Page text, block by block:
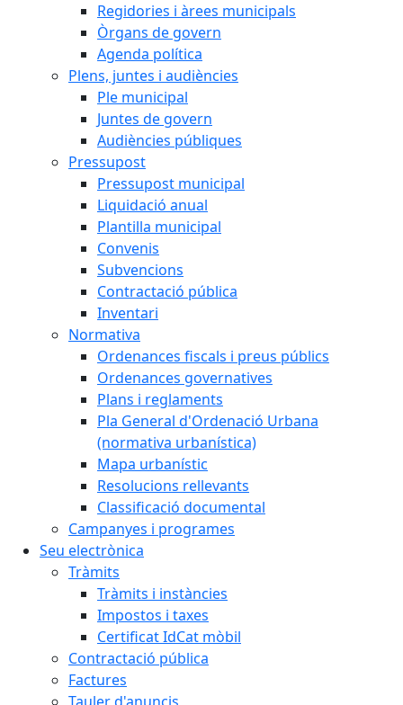
Regidories i àrees municipals
Òrgans de govern
Agenda política
Plens, juntes i audiències
Ple municipal
Juntes de govern
Audiències públiques
Pressupost
Pressupost municipal
Liquidació anual
Plantilla municipal
Convenis
Subvencions
Contractació pública
Inventari
Normativa
Ordenances fiscals i preus públics
Ordenances governatives
Plans i reglaments
Pla General d'Ordenació Urbana
(normativa urbanística)
Mapa urbanístic
Resolucions rellevants
Classificació documental
Campanyes i programes
Seu electrònica
Tràmits
Tràmits i instàncies
Impostos i taxes
Certificat IdCat mòbil
Contractació pública
Factures